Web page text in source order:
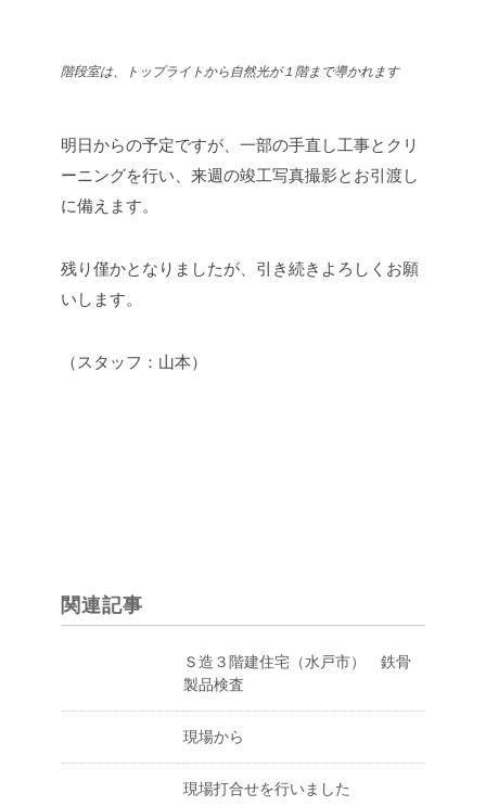
階段室は、トップライトから自然光が１階まで導かれます
明日からの予定ですが、一部の手直し工事とクリ
ーニングを行い、来週の竣工写真撮影とお引渡し
に備えます。
残り僅かとなりましたが、引き続きよろしくお願
いします。
（スタッフ：山本）
関連記事
Ｓ造３階建住宅（水戸市） 鉄骨
製品検査
現場から
現場打合せを行いました